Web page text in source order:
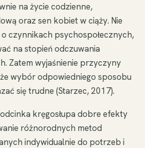
na życie codzienne,
oraz sen kobiet w ciąży. Nie
czynnikach psychospołecznych,
na stopień odczuwania
Zatem wyjaśnienie przyczyny
wybór odpowiedniego sposobu
się trudne (Starzec, 2017).
kręgosłupa dobre efekty
różnorodnych metod
indywidualnie do potrzeb i